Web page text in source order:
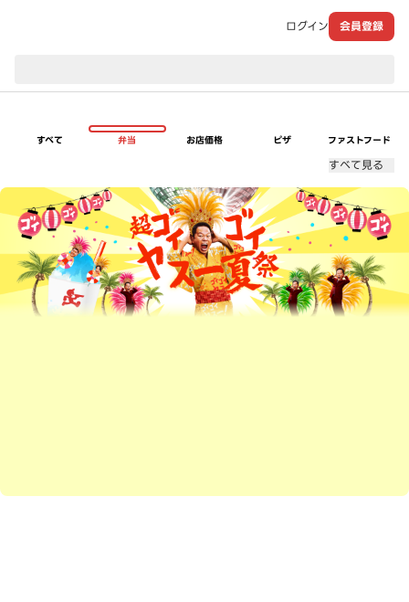
ログイン 会員登録
すべて 弁当 お店価格 ピザ ファストフード
すべて見る
超ゴイゴイヤスー夏祭